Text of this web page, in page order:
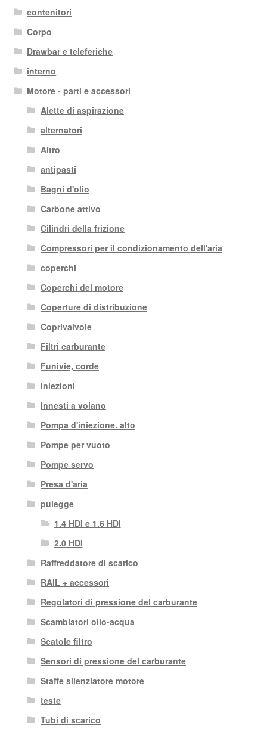
contenitori
Corpo
Drawbar e teleferiche
interno
Motore - parti e accessori
Alette di aspirazione
alternatori
Altro
antipasti
Bagni d'olio
Carbone attivo
Cilindri della frizione
Compressori per il condizionamento dell'aria
coperchi
Coperchi del motore
Coperture di distribuzione
Coprivalvole
Filtri carburante
Funivie, corde
iniezioni
Innesti a volano
Pompa d'iniezione. alto
Pompe per vuoto
Pompe servo
Presa d'aria
pulegge
1.4 HDI e 1.6 HDI
2.0 HDI
Raffreddatore di scarico
RAIL + accessori
Regolatori di pressione del carburante
Scambiatori olio-acqua
Scatole filtro
Sensori di pressione del carburante
Staffe silenziatore motore
teste
Tubi di scarico